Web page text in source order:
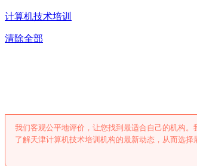
计算机技术培训
清除全部
我们客观公平地评价，让您找到最适合自己的机构
了解天津计算机技术培训机构的最新动态，从而选择